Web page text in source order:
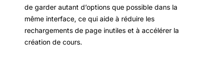
de garder autant d’options que possible dans la
même interface, ce qui aide à réduire les
rechargements de page inutiles et à accélérer la
création de cours.